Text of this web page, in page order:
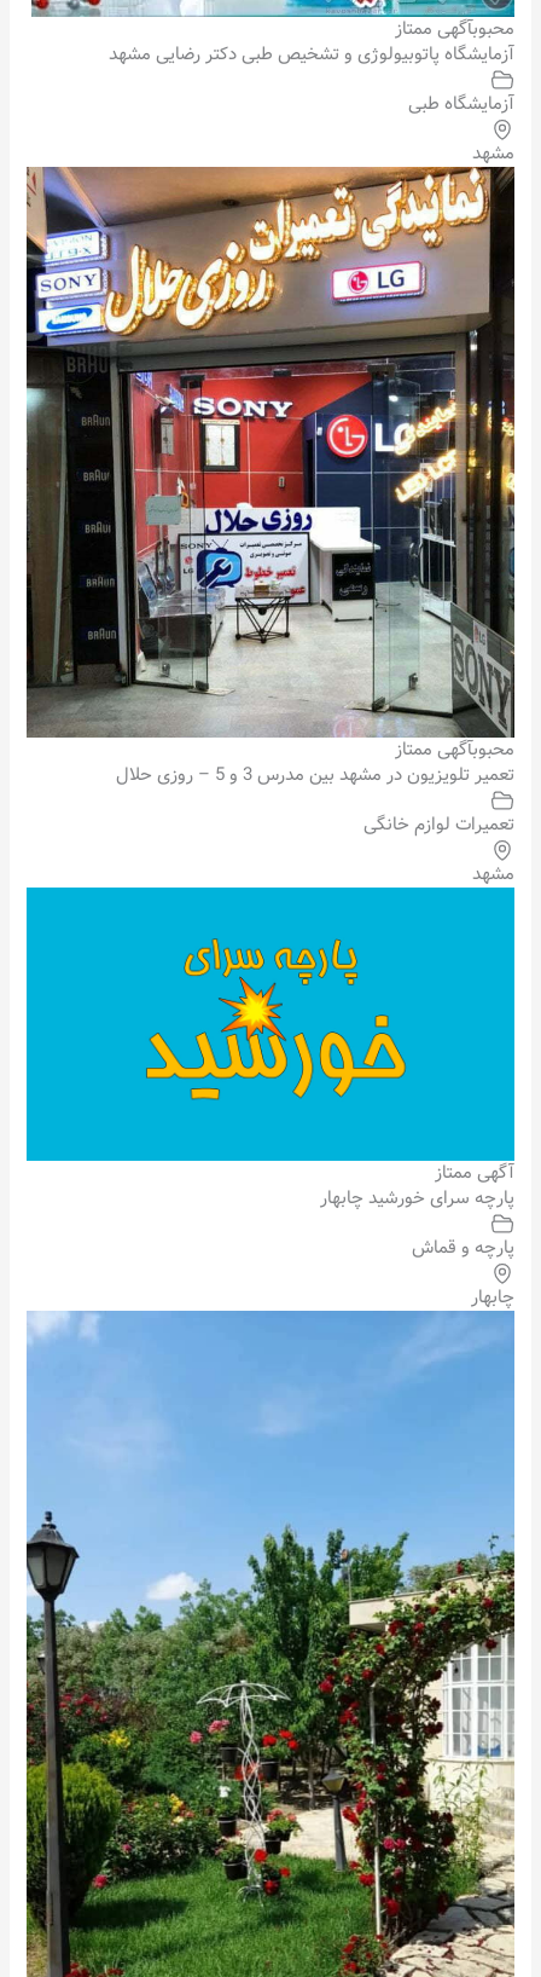
محبوبآگهی ممتاز
آزمایشگاه پاتوبیولوژی و تشخیص طبی دکتر رضایی مشهد
آزمایشگاه طبی
مشهد
محبوبآگهی ممتاز
تعمیر تلویزیون در مشهد بین مدرس 3 و 5 – روزی حلال
تعمیرات لوازم خانگی
مشهد
آگهی ممتاز
پارچه سرای خورشید چابهار
پارچه و قماش
چابهار